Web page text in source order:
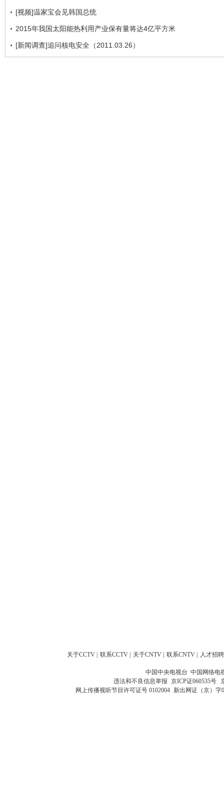
[视频]温家宝会见韩国总统
2015年我国太阳能热利用产业保有量将达4亿平方米
[新闻调查]追问核电安全（2011.03.26）
关于CCTV 联系CCTV 关于CNTV 联系CNTV 人才招聘
中国中央电视台 中国网络电
违法和不良信息举报 京ICP证060535号
网上传播视听节目许可证号 0102004 新出网证（京）